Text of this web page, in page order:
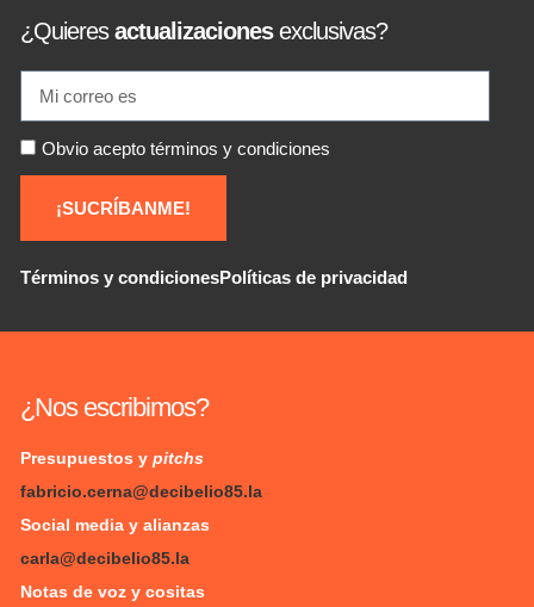
¿Quieresactualizacionesexclusivas?
Obvio acepto términos y condiciones
¡SUCRÍBANME!
Términos y condicionesPolíticas de privacidad
¿Nos escribimos?
Presupuestos y pitchs
fabricio.cerna@decibelio85.la
Social media y alianzas
carla@decibelio85.la
Notas de voz y cositas